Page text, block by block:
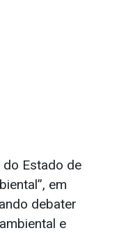
do Estado de
em
debater
e